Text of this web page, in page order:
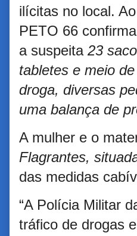
ilícitas no local.
PETO 66
a suspeita 23
tabletes e meio
droga, diversas
uma balança de
A mulher e o
Flagrantes,
das medidas
“A Polícia Militar
tráfico de drogas